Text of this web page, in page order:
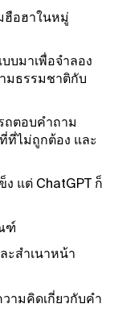
ฮือฮาในหมู่
บมาเพื่อจําลอง
มธรรมชาติกับ
ถตอบคําถาม
ที่ไม่ถูกต้อง และ
ง แต่ ChatGPT ก็
ฑ์
ะสําเนาหน้า
ามคิดเกี่ยวกับคํา